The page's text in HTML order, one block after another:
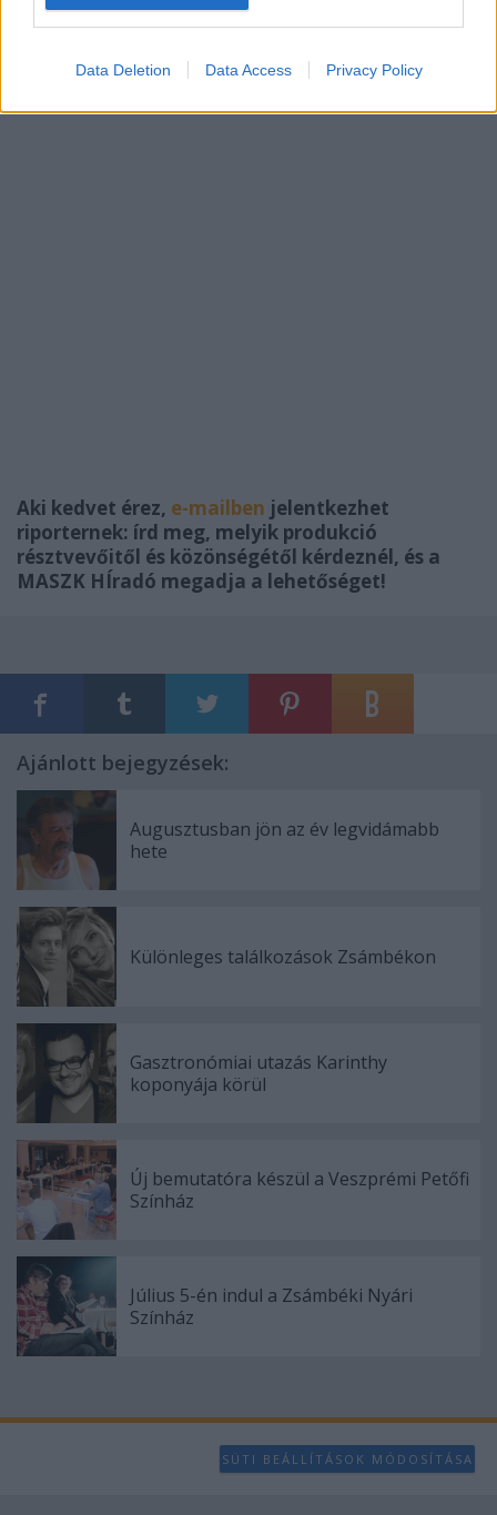
Data Deletion Data Access Privacy Policy
A hatodik adásban a Duna TáncműhelyHimnuszc.
Aki kedvet érez, e-mailben jelentkezhet
riporternek: írd meg, melyik produkció
résztvevőitől és közönségétől kérdeznél, és a
MASZK HÍradó megadja a lehetőséget!
Ajánlott bejegyzések:
Augusztusban jön az év legvidámabb
hete
Különleges találkozások Zsámbékon
Gasztronómiai utazás Karinthy
koponyája körül
Új bemutatóra készül a Veszprémi Petőfi
Színház
Július 5-én indul a Zsámbéki Nyári
Színház
SÜTI BEÁLLÍTÁSOK MÓDOSÍTÁSA